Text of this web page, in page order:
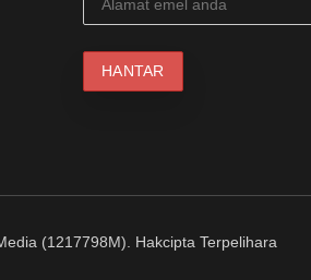
(1217798M). Hakcipta Terpelihara